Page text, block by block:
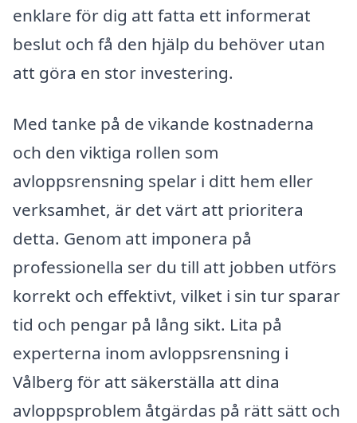
enklare för dig att fatta ett informerat
beslut och få den hjälp du behöver utan
att göra en stor investering.
Med tanke på de vikande kostnaderna
och den viktiga rollen som
avloppsrensning spelar i ditt hem eller
verksamhet, är det värt att prioritera
detta. Genom att imponera på
professionella ser du till att jobben utförs
korrekt och effektivt, vilket i sin tur sparar
tid och pengar på lång sikt. Lita på
experterna inom avloppsrensning i
Vålberg för att säkerställa att dina
avloppsproblem åtgärdas på rätt sätt och